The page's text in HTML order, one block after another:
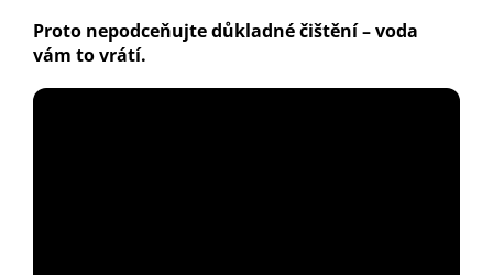
Proto nepodceňujte důkladné čištění – voda
vám to vrátí.